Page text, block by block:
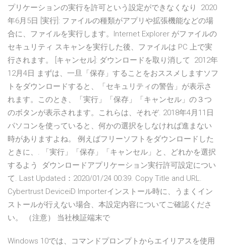
プリケーションの実行を許可という設定ができなくなり 2020
年6月5日 [実行]: ファイルの種類がアプリや拡張機能などの場
合に、ファイルを実行します。Internet Explorer がファイルの
セキュリティ スキャンを実行した後、ファイルは PC 上で実
行されます。 [キャンセル]: ダウンロードを取り消して 2012年
12月4日 まずは、一旦「保存」することをおススメしますソフ
トをダウンロードすると、「セキュリティの警告」が表示さ
れます。このとき、「実行」「保存」「キャンセル」の３つ
のボタンが表示されます。これらは、それぞ. 2018年4月11日
パソコンを使っていると、何かの選択をしなければ進まない
時がありますよね。 例えばフリーソフトをダウンロードした
ときに、. 「実行」「保存」「キャンセル」と、どれかを選択
するよう ダウンロードアプリケーション実行許可設定につい
て. Last Updated：2020/01/24 00:39. Copy Title and URL.
Cybertrust DeviceiD Importerインストール時に、うまくイン
ストールが行えない場合、本設定内容についてご確認くださ
い。 （注意） 当社検証端末で
Windows 10では、コマンドプロンプトからエイリアスを使用